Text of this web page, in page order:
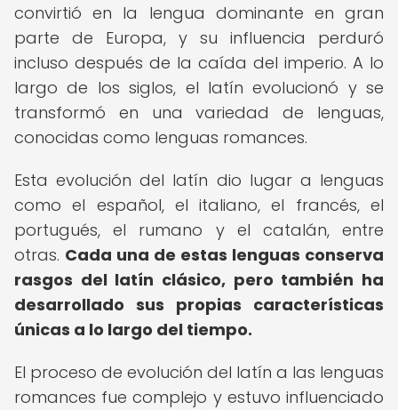
convirtió en la lengua dominante en gran
parte de Europa, y su influencia perduró
incluso después de la caída del imperio. A lo
largo de los siglos, el latín evolucionó y se
transformó en una variedad de lenguas,
conocidas como lenguas romances.
Esta evolución del latín dio lugar a lenguas
como el español, el italiano, el francés, el
portugués, el rumano y el catalán, entre
otras. Cada una de estas lenguas conserva
rasgos del latín clásico, pero también ha
desarrollado sus propias características
únicas a lo largo del tiempo.
El proceso de evolución del latín a las lenguas
romances fue complejo y estuvo influenciado